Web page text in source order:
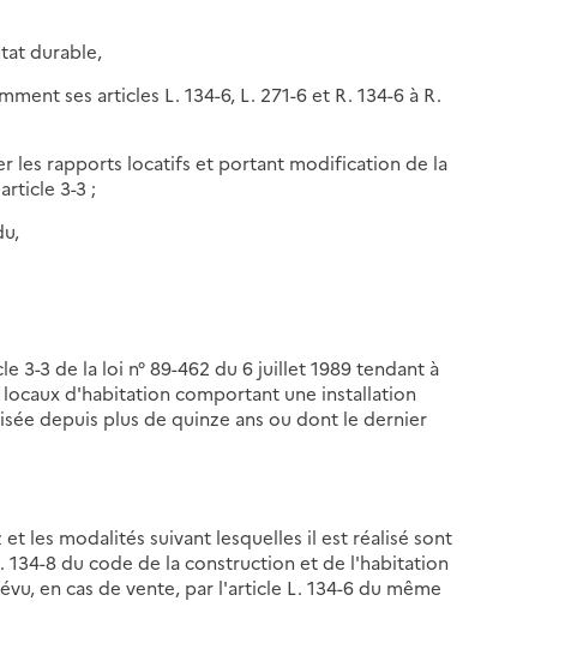
durable,
ses articles L. 134-6, L. 271-6 et R. 134-6 à R.
les rapports locatifs et portant modification de la
3-3 ;
3-3 de la loi n° 89-462 du 6 juillet 1989 tendant à
d'habitation comportant une installation
depuis plus de quinze ans ou dont le dernier
les modalités suivant lesquelles il est réalisé sont
134-8 du code de la construction et de l'habitation
en cas de vente, par l'article L. 134-6 du même